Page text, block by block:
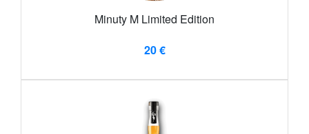
Minuty M Limited Edition
20 €